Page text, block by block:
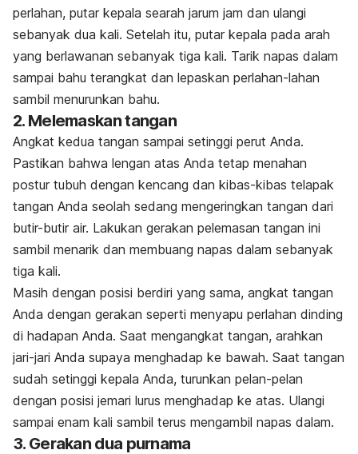
perlahan, putar kepala searah jarum jam dan ulangi
sebanyak dua kali. Setelah itu, putar kepala pada arah
yang berlawanan sebanyak tiga kali. Tarik napas dalam
sampai bahu terangkat dan lepaskan perlahan-lahan
sambil menurunkan bahu.
2. Melemaskan tangan
Angkat kedua tangan sampai setinggi perut Anda.
Pastikan bahwa lengan atas Anda tetap menahan
postur tubuh dengan kencang dan kibas-kibas telapak
tangan Anda seolah sedang mengeringkan tangan dari
butir-butir air. Lakukan gerakan pelemasan tangan ini
sambil menarik dan membuang napas dalam sebanyak
tiga kali.
Masih dengan posisi berdiri yang sama, angkat tangan
Anda dengan gerakan seperti menyapu perlahan dinding
di hadapan Anda. Saat mengangkat tangan, arahkan
jari-jari Anda supaya menghadap ke bawah. Saat tangan
sudah setinggi kepala Anda, turunkan pelan-pelan
dengan posisi jemari lurus menghadap ke atas. Ulangi
sampai enam kali sambil terus mengambil napas dalam.
3. Gerakan dua purnama